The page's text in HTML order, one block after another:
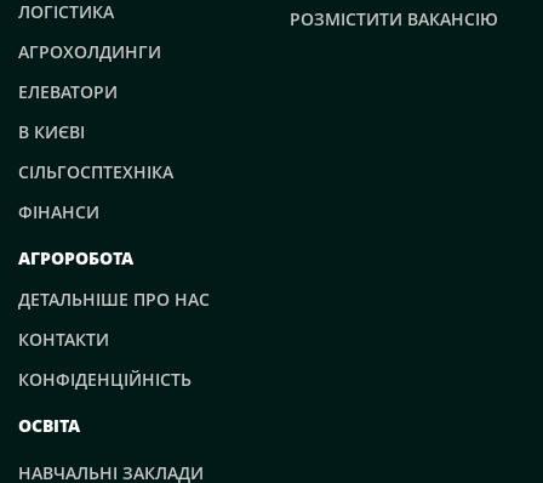
ЛОГІСТИКА
АГРОХОЛДИНГИ
ЕЛЕВАТОРИ
В КИЄВІ
СІЛЬГОСПТЕХНІКА
ФІНАНСИ
РОЗМІСТИТИ ВАКАНСІЮ
АГРОРОБОТА
ДЕТАЛЬНІШЕ ПРО НАС
КОНТАКТИ
КОНФІДЕНЦІЙНІСТЬ
ОСВІТА
НАВЧАЛЬНІ ЗАКЛАДИ